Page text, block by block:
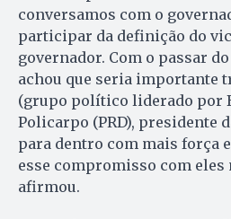
conversamos com o
participar da definição do
governador. Com o passar
achou que seria importante
(grupo político liderado por
Policarpo (PRD), presidente
para dentro com mais força
esse compromisso com eles
afirmou.